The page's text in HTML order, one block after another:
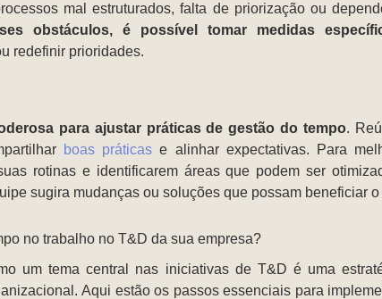
mal estruturados, falta de priorização ou
obstáculos, é possível tomar medidas
redefinir prioridades.
para ajustar práticas de gestão do tempo.
boas práticas e alinhar expectativas. Para
rotinas e identificarem áreas que podem ser
sugira mudanças ou soluções que possam beneficiar
no trabalho no T&D da sua empresa?
um tema central nas iniciativas de T&D é uma
Aqui estão os passos essenciais para